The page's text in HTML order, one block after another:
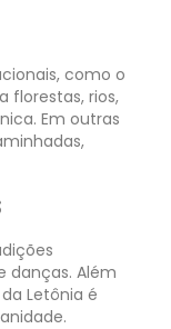
como o
florestas, rios,
Em outras
danças. Além
Letônia é